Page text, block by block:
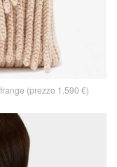
(prezzo 1.590 €)